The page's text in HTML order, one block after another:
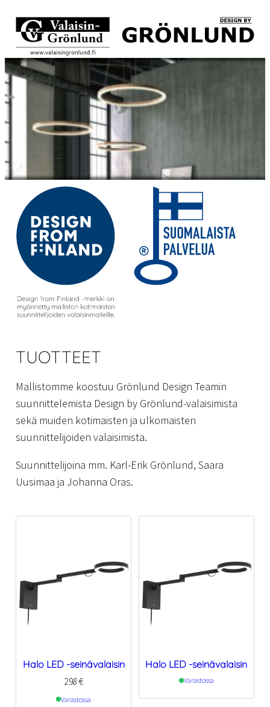
TUOTTEET
Mallistomme koostuu Grönlund Design Teamin
suunnittelemista Design by Grönlund-valaisimista
sekä muiden kotimaisten ja ulkomaisten
suunnittelijoiden valaisimista.
Suunnittelijoina mm. Karl-Erik Grönlund, Saara
Uusimaa ja Johanna Oras.
Halo LED -seinävalaisin
298 €
Varastossa
Halo LED -seinävalaisin
Varastossa